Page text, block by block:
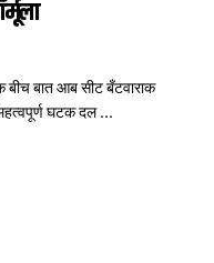
बीच बात आब सीट बँटवाराक
घटक दल ...